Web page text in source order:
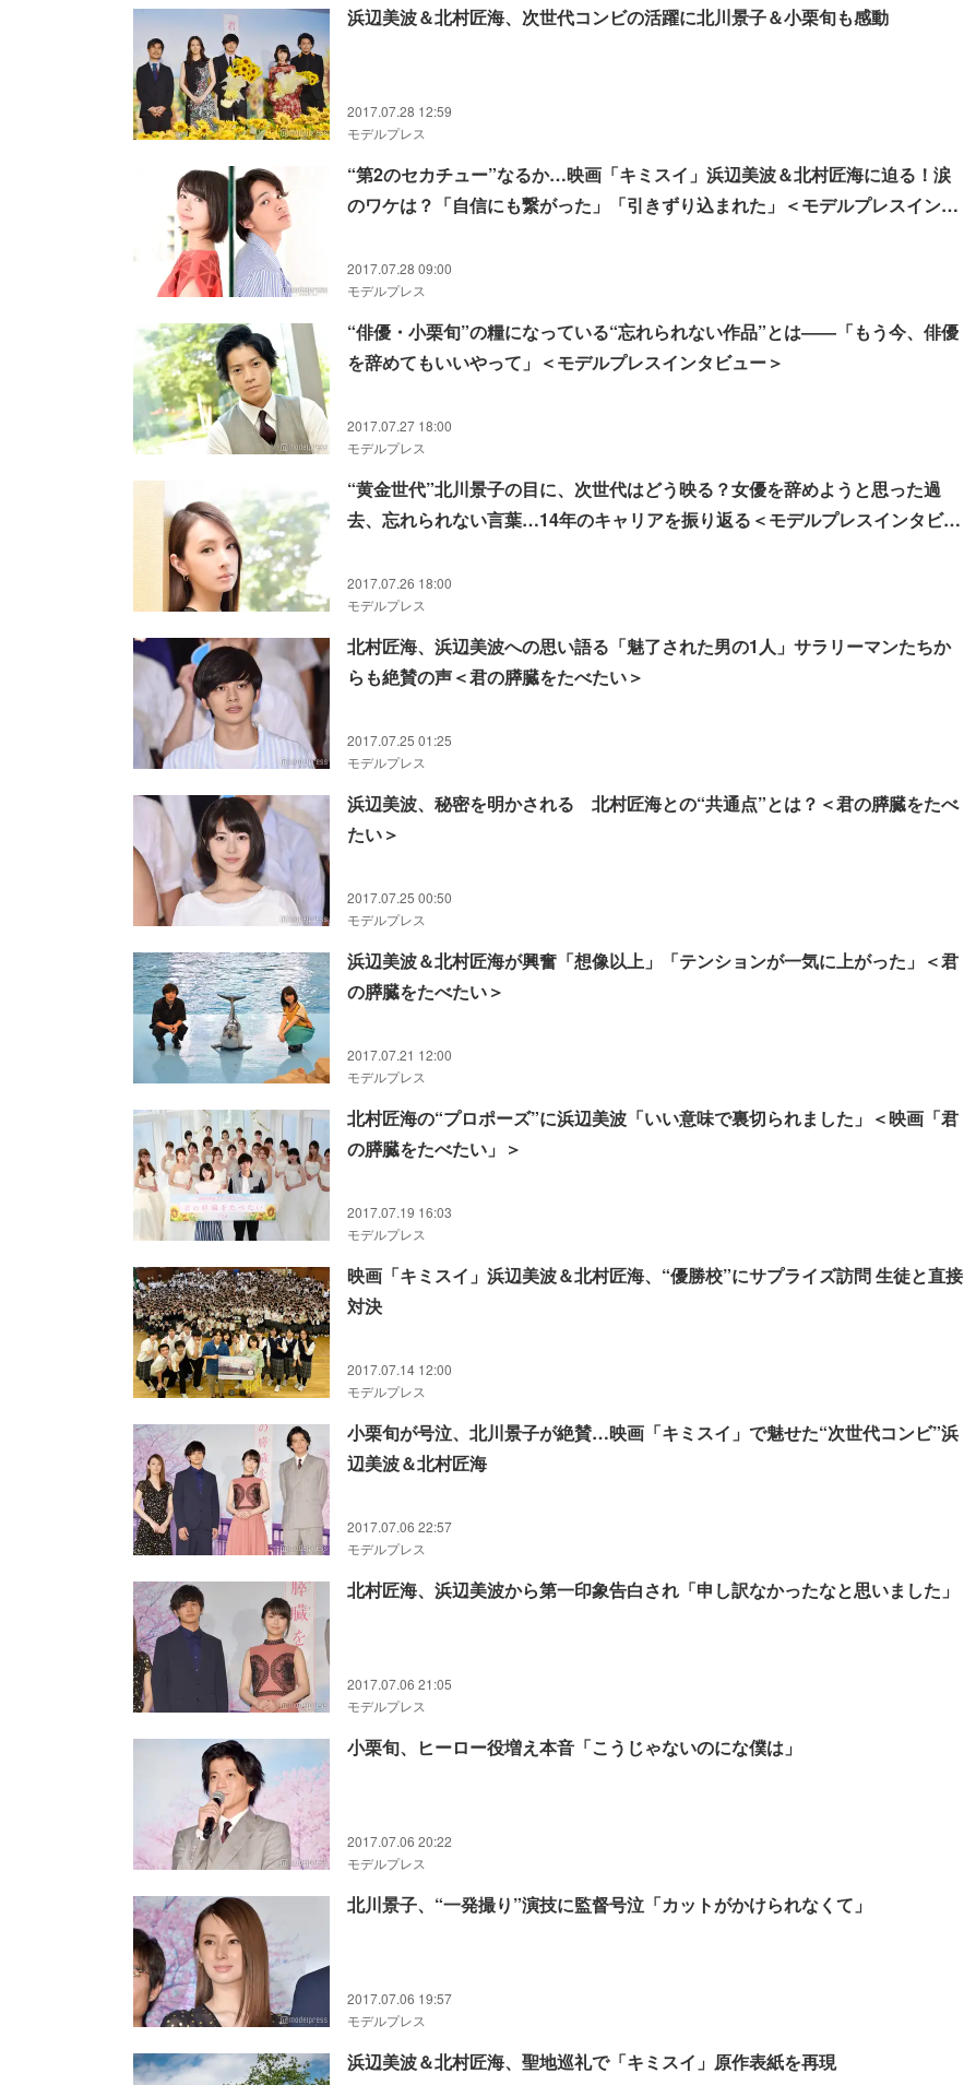
浜辺美波＆北村匠海、次世代コンビの活躍に北川景子＆小栗旬も感動
2017.07.28 12:59
モデルプレス
“第2のセカチュー”なるか…映画「キミスイ」浜辺美波＆北村匠海に迫る！涙
のワケは？「自信にも繋がった」「引きずり込まれた」＜モデルプレスインタ
2017.07.28 09:00
モデルプレス
“俳優・小栗旬”の糧になっている“忘れられない作品”とは――「もう今、俳優
を辞めてもいいやって」＜モデルプレスインタビュー＞
2017.07.27 18:00
モデルプレス
“黄金世代”北川景子の目に、次世代はどう映る？女優を辞めようと思った過
去、忘れられない言葉…14年のキャリアを振り返る＜モデルプレスインタビュ
2017.07.26 18:00
モデルプレス
北村匠海、浜辺美波への思い語る「魅了された男の1人」サラリーマンたちか
らも絶賛の声＜君の膵臓をたべたい＞
2017.07.25 01:25
モデルプレス
浜辺美波、秘密を明かされる 北村匠海との“共通点”とは？＜君の膵臓をたべ
たい＞
2017.07.25 00:50
モデルプレス
浜辺美波＆北村匠海が興奮「想像以上」「テンションが一気に上がった」＜君
の膵臓をたべたい＞
2017.07.21 12:00
モデルプレス
北村匠海の“プロポーズ”に浜辺美波「いい意味で裏切られました」＜映画「君
の膵臓をたべたい」＞
2017.07.19 16:03
モデルプレス
映画「キミスイ」浜辺美波＆北村匠海、“優勝校”にサプライズ訪問 生徒と直接
対決
2017.07.14 12:00
モデルプレス
小栗旬が号泣、北川景子が絶賛…映画「キミスイ」で魅せた“次世代コンビ”浜
辺美波＆北村匠海
2017.07.06 22:57
モデルプレス
北村匠海、浜辺美波から第一印象告白され「申し訳なかったなと思いました」
2017.07.06 21:05
モデルプレス
小栗旬、ヒーロー役増え本音「こうじゃないのにな僕は」
2017.07.06 20:22
モデルプレス
北川景子、“一発撮り”演技に監督号泣「カットがかけられなくて」
2017.07.06 19:57
モデルプレス
浜辺美波＆北村匠海、聖地巡礼で「キミスイ」原作表紙を再現